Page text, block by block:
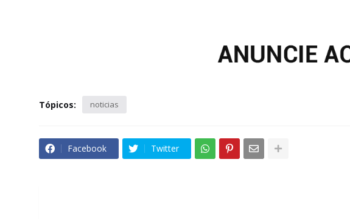
Tópicos: noticias
Facebook Twitter